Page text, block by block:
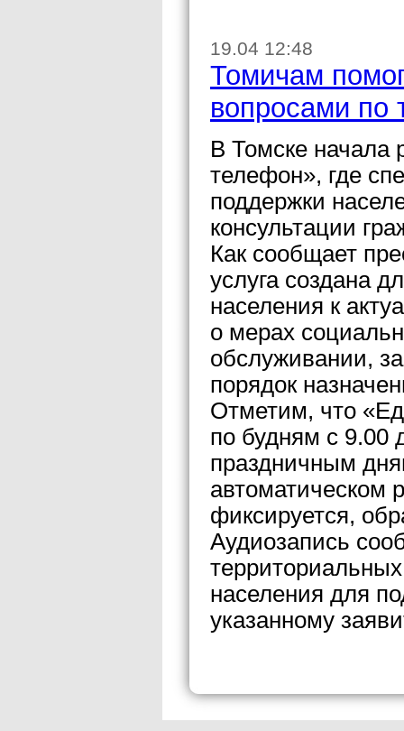
19.04 12:48
Томичам
вопросами по
В Томске начала
телефон», где
поддержки
консультации
Как сообщает
услуга создана
населения к
о мерах
обслуживании,
порядок
Отметим, что
по будням с 9.00
праздничным
автоматическом
фиксируется,
Аудиозапись
населения для
указанному